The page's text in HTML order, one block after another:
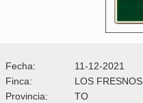
Fecha:
11-12-2021
Finca:
LOS FRESNOS
Provincia:
TO